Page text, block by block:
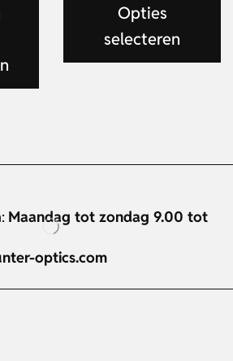
Opties
selecteren
Maandag tot zondag 9.00 tot
optics.com